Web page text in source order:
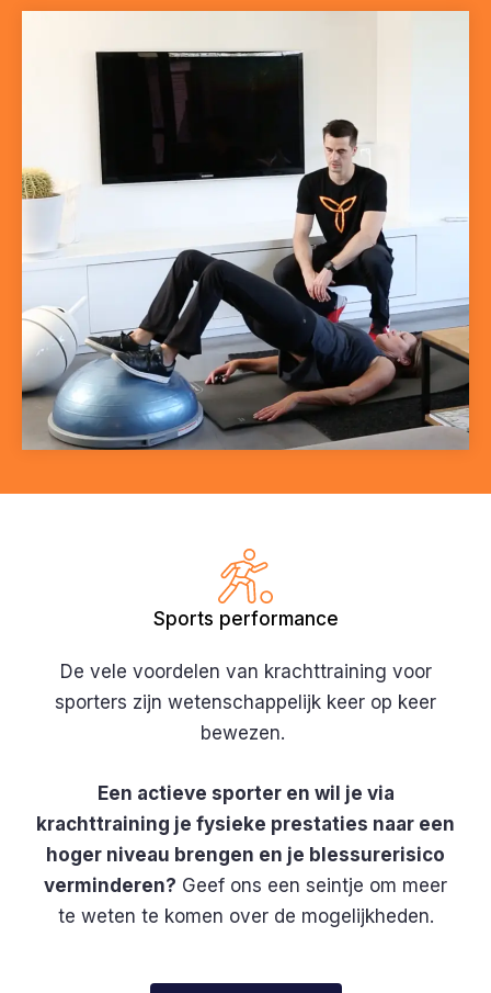
Sports performance
De vele voordelen van krachttraining voor
sporters zijn wetenschappelijk keer op keer
bewezen.
Een actieve sporter en wil je via
krachttraining je fysieke prestaties naar een
hoger niveau brengen en je blessurerisico
verminderen? Geef ons een seintje om meer
te weten te komen over de mogelijkheden.